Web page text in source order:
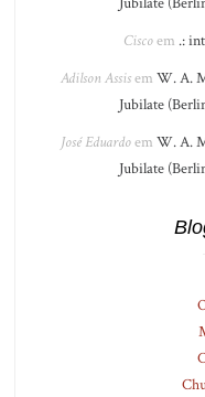
Ciscoem .:
Adilson Assisem W. A.
Jubilate
José Eduardoem W. A.
Jubilate